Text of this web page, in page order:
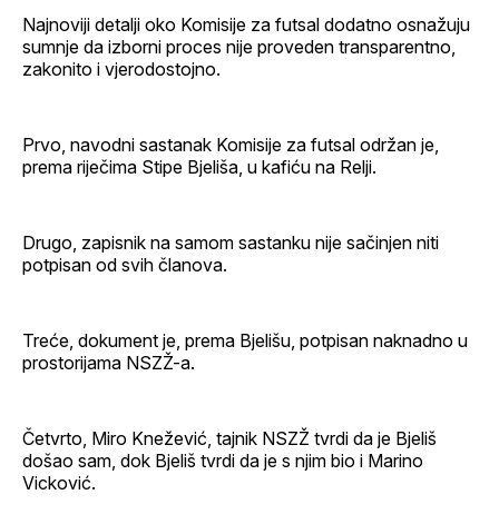
Najnoviji detalji oko Komisije za futsal dodatno osnažuju
sumnje da izborni proces nije proveden transparentno,
zakonito i vjerodostojno.
Prvo, navodni sastanak Komisije za futsal održan je,
prema riječima Stipe Bjeliša, u kafiću na Relji.
Drugo, zapisnik na samom sastanku nije sačinjen niti
potpisan od svih članova.
Treće, dokument je, prema Bjelišu, potpisan naknadno u
prostorijama NSZŽ-a.
Četvrto, Miro Knežević, tajnik NSZŽ tvrdi da je Bjeliš
došao sam, dok Bjeliš tvrdi da je s njim bio i Marino
Vicković.